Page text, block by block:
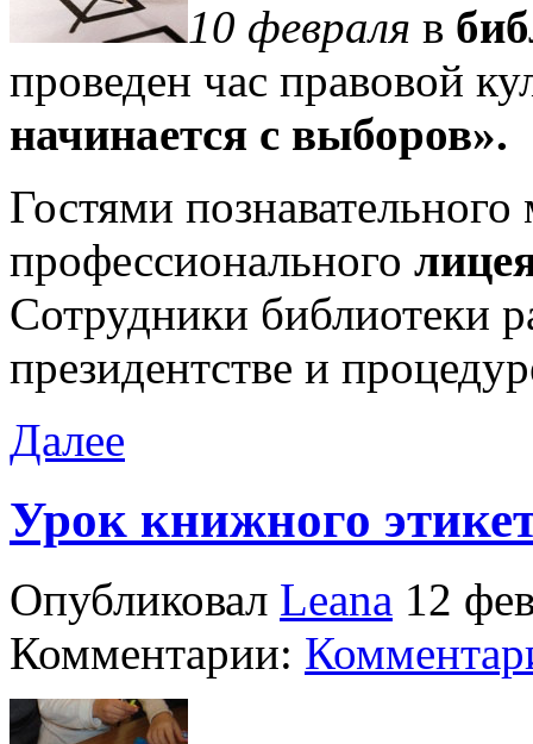
10 февраля в
проведен час правовой
начинается с выборов».
Гостями
профессионального
Сотрудники библиотеки
президентстве и
Далее
Урок книжного
Опубликовал Leana 12
Комментарии: